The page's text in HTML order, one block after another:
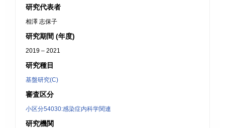
研究代表者
相澤 志保子
研究期間 (年度)
2019 – 2021
研究種目
基盤研究(C)
審査区分
小区分54030:感染症内科学関連
研究機関